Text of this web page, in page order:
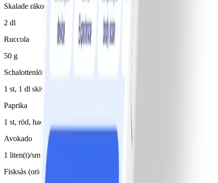
Skalade räkor
2 dl
Ruccola
50 g
Schalottenlök
1 st, 1 dl skivad
Paprika
1 st, röd, hackad
Avokado
1 liten(t)/små, hackad
Fisksås (orientalisk)